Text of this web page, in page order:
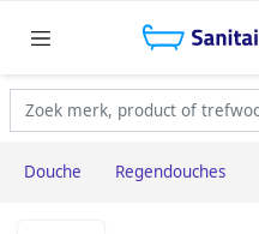
Douche Regendouches